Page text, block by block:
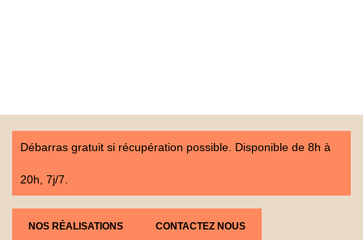
Débarras gratuit si récupération possible. Disponible de 8h à
20h, 7j/7.
NOS RÉALISATIONS CONTACTEZ NOUS